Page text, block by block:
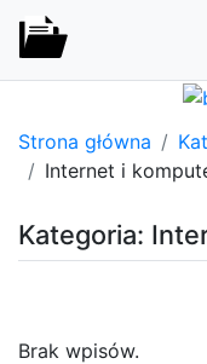
Strona główna
Internet i
Kategoria:
Brak wpisów.